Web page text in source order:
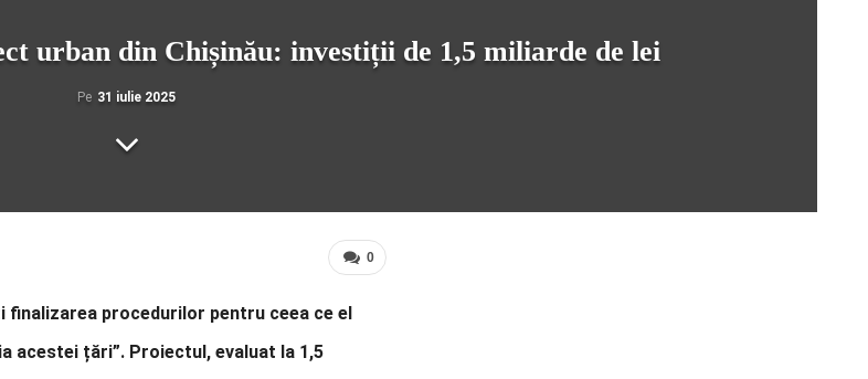
urban din Chișinău: investiții de 1,5 miliarde de lei
Pe 31 iulie 2025
0
finalizarea procedurilor pentru ceea ce el
acestei țări”. Proiectul, evaluat la 1,5